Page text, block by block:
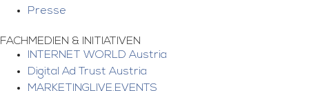
Presse
FACHMEDIEN & INITIATIVEN
INTERNET WORLD Austria
Digital Ad Trust Austria
MARKETINGLIVE.EVENTS